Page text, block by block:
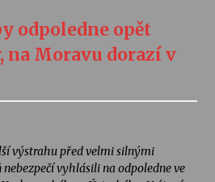
odpoledne opět
na Moravu dorazí v
výstrahu před velmi silnými
vyhlásili na odpoledne ve